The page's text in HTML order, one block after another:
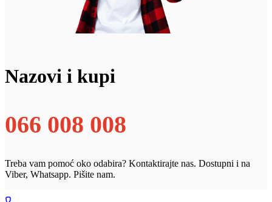
Nazovi i kupi
066 008 008
Treba vam pomoć oko odabira? Kontaktirajte nas. Dostupni i na
Viber, Whatsapp. Pišite nam.